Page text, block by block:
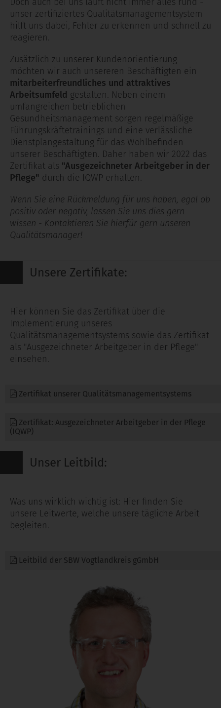
unser zertifiziertes Qualitätsmanagementsystem
hilft uns dabei, Fehler zu erkennen und schnell zu
reagieren.
Zusätzlich zu unserer Kundenorientierung
möchten wir auch unsereren Beschäftigten ein
mitarbeiterfreundliches und attraktives
Arbeitsumfeld gestalten. Neben einem
umfangreichen betrieblichen
Gesundheitsmanagement sorgen regelmäßige
Führungskräftetrainings und eine verlässliche
Dienstplangestaltung für das Wohlbefinden
unserer Beschäftigten. Daher haben wir 2022 das
Zertifikat als "Ausgezeichneter Arbeitgeber in der
Pflege" durch die IQWP erhalten.
Wenn Sie eine Rückmeldung für uns haben, egal ob
positiv oder negativ, lassen Sie uns dies gern
wissen - Kontaktieren Sie hierfür gern unseren
Qualitätsmanager!
Unsere Zertifikate:
Hier können Sie das Zertifikat über die
Implementierung unseres
Qualitätsmanagementsystems sowie das Zertifikat
als "Ausgezeichneter Arbeitgeber in der Pflege"
einsehen.
Zertifikat unserer Qualitätsmanagementsystems
Zertifikat: Ausgezeichneter Arbeitgeber in der Pflege
(IQWP)
Unser Leitbild:
Was uns wirklich wichtig ist: Hier finden Sie
unsere Leitwerte, welche unsere tägliche Arbeit
begleiten.
Leitbild der SBW Vogtlandkreis gGmbH